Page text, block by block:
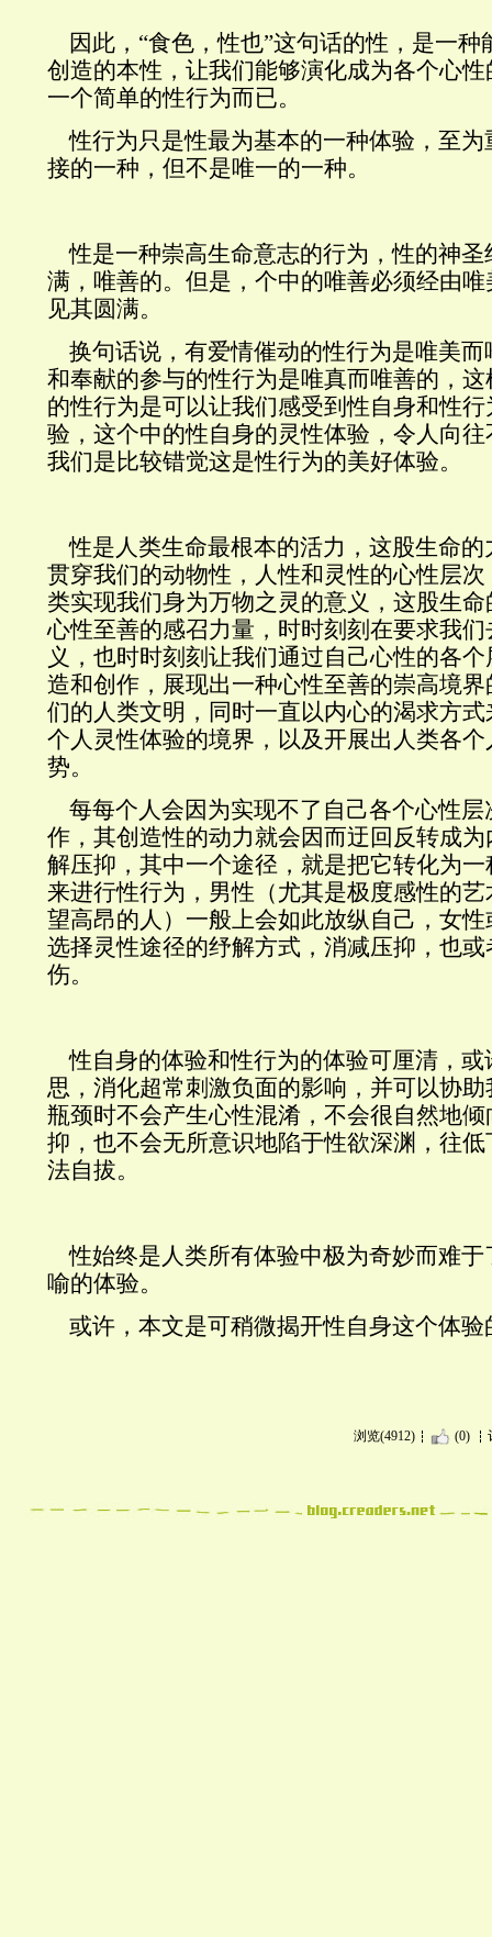
因此，“食色，性也”这句话的性，是一种
创造的本性，让我们能够演化成为各个心
一个简单的性行为而已。
性行为只是性最为基本的一种体验，至
接的一种，但不是唯一的一种。
性是一种崇高生命意志的行为，性的神圣
满，唯善的。但是，个中的唯善必须经由
见其圆满。
换句话说，有爱情催动的性行为是唯美而
和奉献的参与的性行为是唯真而唯善的，
的性行为是可以让我们感受到性自身和性
验，这个中的性自身的灵性体验，令人向
我们是比较错觉这是性行为的美好体验。
性是人类生命最根本的活力，这股生命的
贯穿我们的动物性，人性和灵性的心性层
类实现我们身为万物之灵的意义，这股生
心性至善的感召力量，时时刻刻在要求我
义，也时时刻刻让我们通过自己心性的各
造和创作，展现出一种心性至善的崇高境
们的人类文明，同时一直以内心的渴求方
个人灵性体验的境界，以及开展出人类各
势。
每每个人会因为实现不了自己各个心性层
作，其创造性的动力就会因而迂回反转成
解压抑，其中一个途径，就是把它转化为
来进行性行为，男性（尤其是极度感性的
望高昂的人）一般上会如此放纵自己，女
选择灵性途径的纾解方式，消减压抑，也
伤。
性自身的体验和性行为的体验可厘清，或
思，消化超常刺激负面的影响，并可以协
瓶颈时不会产生心性混淆，不会很自然地
抑，也不会无所意识地陷于性欲深渊，往
法自拔。
性始终是人类所有体验中极为奇妙而难于
喻的体验。
或许，本文是可稍微揭开性自身这个体验
浏览(4912) (0)